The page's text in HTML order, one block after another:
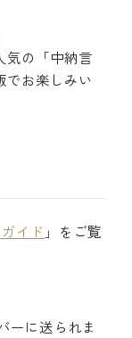
気の「中納言
でお楽しみい
イド 」をご覧
ーに送られま